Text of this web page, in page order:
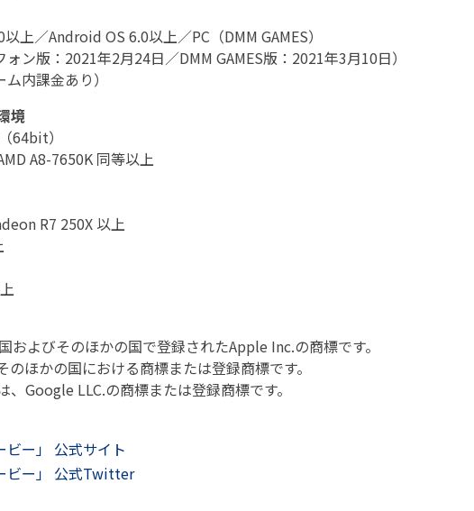
上／Android OS 6.0以上／PC（DMM GAMES）
ン版：2021年2月24日／DMM GAMES版：2021年3月10日）
内課金あり）
境
64bit）
A8-7650K 同等以上
R7 250X 以上
よびそのほかの国で登録されたApple Inc.の商標です。
ほかの国における商標または登録商標です。
Google LLC.の商標または登録商標です。
ビー」 公式サイト
ビー」 公式Twitter